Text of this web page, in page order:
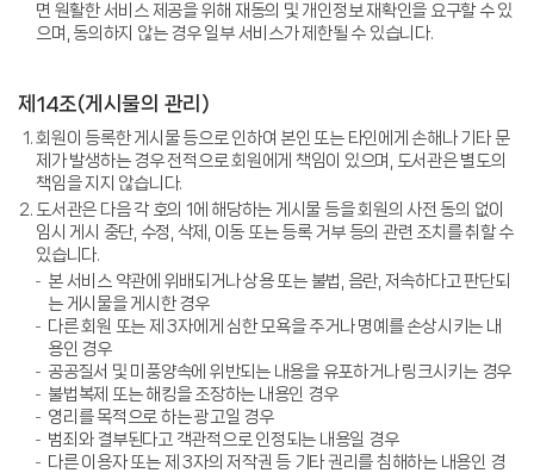
면 원활한 서비스 제공을 위해 재동의 및 개인정보 재확인을 요구할 수 있
으며, 동의하지 않는 경우 일부 서비스가 제한될 수 있습니다.
제14조(게시물의 관리)
회원이 등록한 게시물 등으로 인하여 본인 또는 타인에게 손해나 기타 문
제가 발생하는 경우 전적으로 회원에게 책임이 있으며, 도서관은 별도의
책임을 지지 않습니다.
도서관은 다음 각 호의 1에 해당하는 게시물 등을 회원의 사전 동의 없이
임시 게시 중단, 수정, 삭제, 이동 또는 등록 거부 등의 관련 조치를 취할 수
있습니다.
본 서비스 약관에 위배되거나 상용 또는 불법, 음란, 저속하다고 판단되
는 게시물을 게시한 경우
다른 회원 또는 제 3자에게 심한 모욕을 주거나 명예를 손상시키는 내
용인 경우
공공질서 및 미풍양속에 위반되는 내용을 유포하거나 링크시키는 경우
불법복제 또는 해킹을 조장하는 내용인 경우
영리를 목적으로 하는 광고일 경우
범죄와 결부된다고 객관적으로 인정되는 내용일 경우
다른 이용자 또는 제 3자의 저작권 등 기타 권리를 침해하는 내용인 경